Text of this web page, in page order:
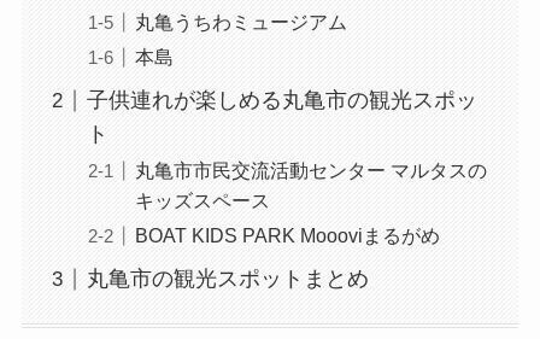
丸亀うちわミュージアム
本島
子供連れが楽しめる丸亀市の観光スポッ
ト
丸亀市市民交流活動センター マルタスの
キッズスペース
BOAT KIDS PARK Moooviまるがめ
丸亀市の観光スポットまとめ